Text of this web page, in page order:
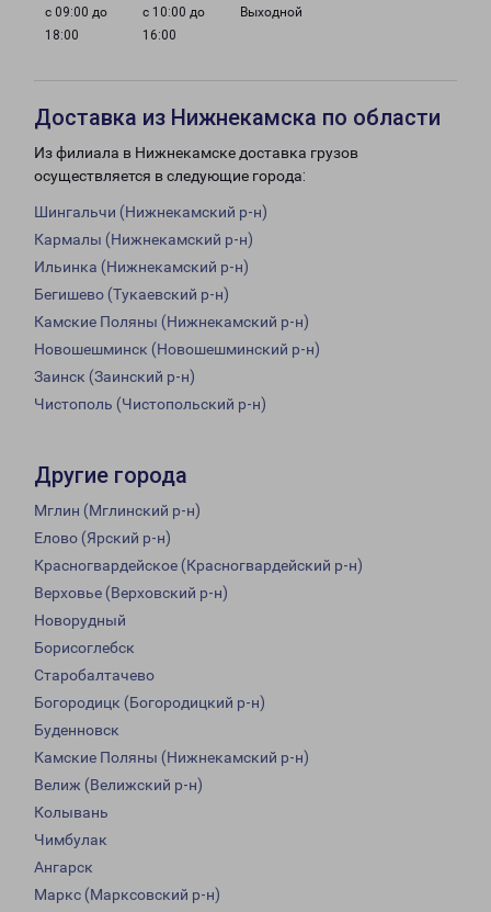
с 09:00 до
18:00
с 10:00 до
16:00
Выходной
Доставка из Нижнекамска по области
Из филиала в Нижнекамске доставка грузов
осуществляется в следующие города:
Шингальчи (Нижнекамский р-н)
Кармалы (Нижнекамский р-н)
Ильинка (Нижнекамский р-н)
Бегишево (Тукаевский р-н)
Камские Поляны (Нижнекамский р-н)
Новошешминск (Новошешминский р-н)
Заинск (Заинский р-н)
Чистополь (Чистопольский р-н)
Другие города
Мглин (Мглинский р-н)
Елово (Ярский р-н)
Красногвардейское (Красногвардейский р-н)
Верховье (Верховский р-н)
Новорудный
Борисоглебск
Старобалтачево
Богородицк (Богородицкий р-н)
Буденновск
Камские Поляны (Нижнекамский р-н)
Велиж (Велижский р-н)
Колывань
Чимбулак
Ангарск
Маркс (Марксовский р-н)